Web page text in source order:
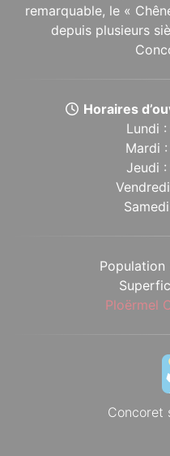
remarquable, le «
depuis plusieurs
Horaires
Lundi :
Mardi
Jeudi :
Population
Ploërmel
Concoret